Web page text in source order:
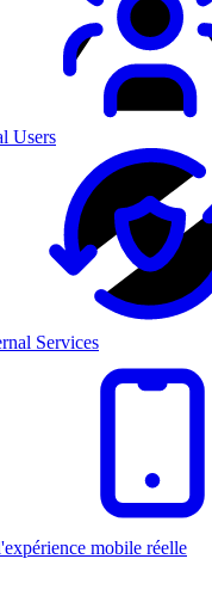
Users
Services
mobile réelle